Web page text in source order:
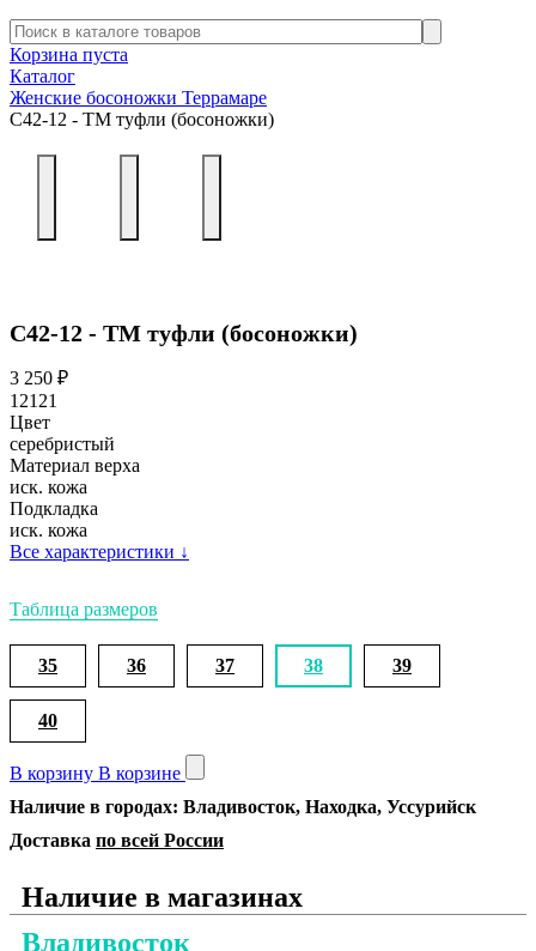
Корзина пуста
Каталог
Женские босоножки Террамаре
С42-12 - ТМ туфли (босоножки)
С42-12 - ТМ туфли (босоножки)
3 250 ₽
12121
Цвет
серебристый
Материал верха
иск. кожа
Подкладка
иск. кожа
Все характеристики ↓
Таблица размеров
35 36 37 38 39
40
В корзину В корзине
Наличие в городах: Владивосток, Находка, Уссурийск
Доставка по всей России
Наличие в магазинах
Владивосток